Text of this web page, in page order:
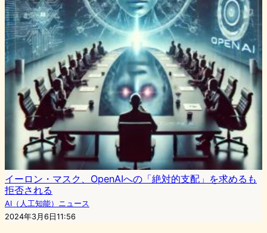
イーロン・マスク、OpenAIへの「絶対的支配」を求めるも
拒否される
AI（人工知能）ニュース
2024年3月6日11:56